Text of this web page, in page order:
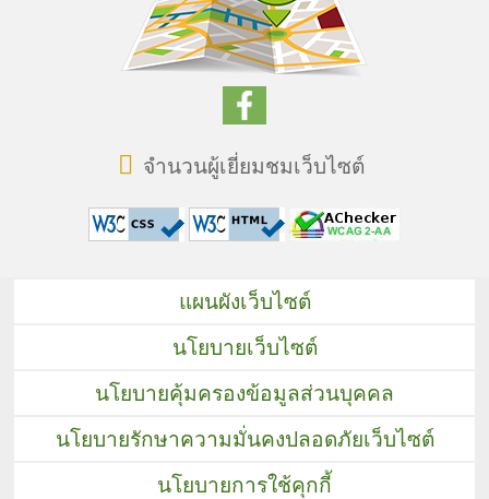
จำนวนผู้เยี่ยมชมเว็บไซต์
แผนผังเว็บไซต์
นโยบายเว็บไซต์
นโยบายคุ้มครองข้อมูลส่วนบุคคล
นโยบายรักษาความมั่นคงปลอดภัยเว็บไซต์
นโยบายการใช้คุกกี้